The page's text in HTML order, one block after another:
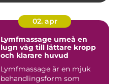
02. apr
Lymfmassage umeå en
lugn väg till lättare kropp
och klarare huvud
Lymfmassage är en mjuk
behandlingsform som